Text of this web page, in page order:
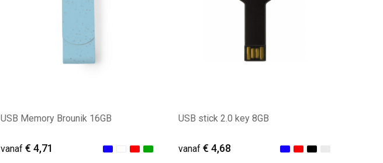
USB Memory Brounik 16GB
vanaf€ 4,71
USB stick 2.0 key 8GB
vanaf € 4,68